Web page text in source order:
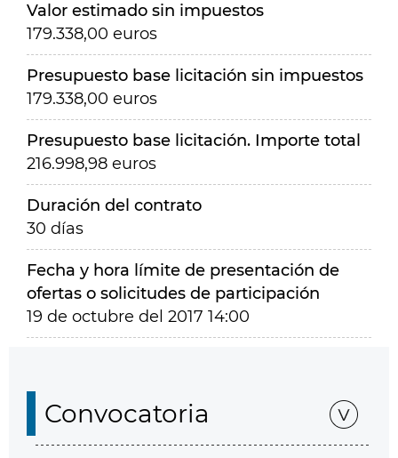
Valor estimado sin impuestos
179.338,00 euros
Presupuesto base licitación sin impuestos
179.338,00 euros
Presupuesto base licitación. Importe total
216.998,98 euros
Duración del contrato
30 días
Fecha y hora límite de presentación de
ofertas o solicitudes de participación
19 de octubre del 2017 14:00
Convocatoria